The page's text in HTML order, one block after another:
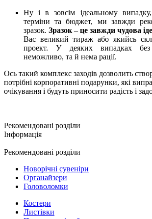
Ну і в зовсім ідеальному
терміни та бюджет, ми завжди
зразок. Зразок – це завжди чудова
Вас великий тираж або якийсь
проект. У деяких випадках без
неможливо, та й нема рації.
Ось такий комплекс заходів дозволить
потрібні корпоративні подарунки, які
очікування і будуть приносити радість і
Рекомендовані розділи
Інформація
Рекомендовані розділи
Новорічні сувеніри
Органайзери
Головоломки
Костери
Листівки